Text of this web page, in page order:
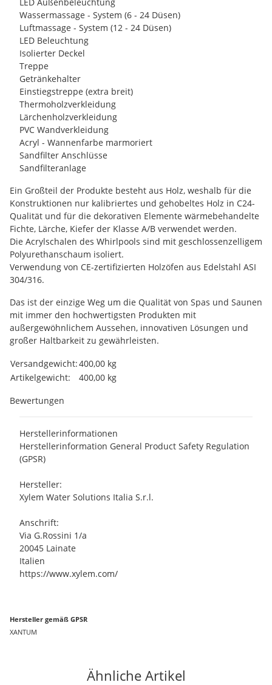
Wassermassage - System (6 - 24 Düsen)
Luftmassage - System (12 - 24 Düsen)
LED Beleuchtung
Isolierter Deckel
Treppe
Getränkehalter
Einstiegstreppe (extra breit)
Thermoholzverkleidung
Lärchenholzverkleidung
PVC Wandverkleidung
Acryl - Wannenfarbe marmoriert
Sandfilter Anschlüsse
Sandfilteranlage
Ein Großteil der Produkte besteht aus Holz, weshalb für die
Konstruktionen nur kalibriertes und gehobeltes Holz in C24-
Qualität und für die dekorativen Elemente wärmebehandelte
Fichte, Lärche, Kiefer der Klasse A/B verwendet werden.
Die Acrylschalen des Whirlpools sind mit geschlossenzelligem
Polyurethanschaum isoliert.
Verwendung von CE-zertifizierten Holzöfen aus Edelstahl ASI
304/316.
Das ist der einzige Weg um die Qualität von Spas und Saunen
mit immer den hochwertigsten Produkten mit
außergewöhnlichem Aussehen, innovativen Lösungen und
großer Haltbarkeit zu gewährleisten.
Produkteigenschaft
Wert
Versandgewicht:400,00 kg
Artikelgewicht:
400,00 kg
Bewertungen
Herstellerinformationen
Herstellerinformation General Product Safety Regulation
(GPSR)
Hersteller:
Xylem Water Solutions Italia S.r.l.
Anschrift:
Via G.Rossini 1/a
20045 Lainate
Italien
https://www.xylem.com/
Hersteller gemäß GPSR
XANTUM
Ähnliche Artikel